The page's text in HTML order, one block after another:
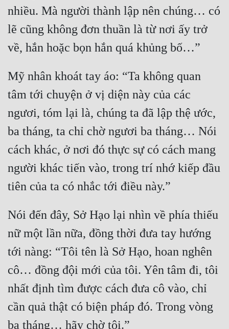
nhiều. Mà người thành lập nên chúng… có
lẽ cũng không đơn thuần là từ nơi ấy trở
Mỹ nhân khoát tay áo: “Ta không quan
tâm tới chuyện ở vị diện này của các
ngươi, tóm lại là, chúng ta đã lập thệ ước,
ba tháng, ta chỉ chờ ngươi ba tháng… Nói
cách khác, ở nơi đó thực sự có cách mang
người khác tiến vào, trong trí nhớ kiếp đầu
Nói đến đây, Sở Hạo lại nhìn về phía thiếu
nữ một lần nữa, đồng thời đưa tay hướng
tới nàng: “Tôi tên là Sở Hạo, hoan nghên
cô… đồng đội mới của tôi. Yên tâm đi, tôi
nhất định tìm được cách đưa cô vào, chỉ
cần quả thật có biện pháp đó. Trong vòng